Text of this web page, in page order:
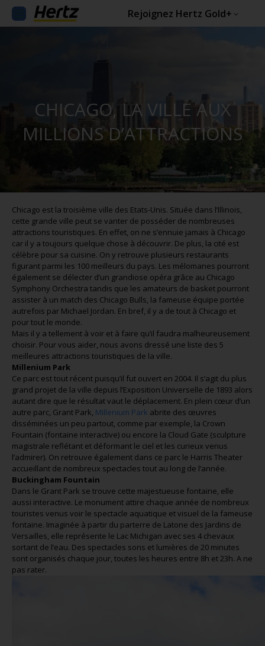
Rejoignez Hertz Gold+
CHICAGO, LA VILLE AUX
MILLIONS D’ATTRACTIONS
Chicago est la troisième ville des Etats-Unis. Située dans l’Illinois,
cette grande ville peut se vanter de posséder de nombreuses
attractions touristiques. En effet, on ne s’ennuie jamais à Chicago
car il y a toujours quelque chose à découvrir. De plus, la cité est
célèbre pour sa cuisine. On y retrouve plusieurs restaurants
figurant parmi les 100 meilleurs du pays. Les mélomanes pourront
également se délecter d’un grandiose opéra grâce au Chicago
Symphony Orchestra tandis que les amateurs de basket pourront
assister à un match des Chicago Bulls, la fameuse équipe portée
autrefois par Michael Jordan. En bref, il y a de tout à Chicago et
pour tout le monde.
Mais il y a tellement à voir et à faire qu’il faudra malheureusement
choisir. Pour vous aider, nous avons dressé une liste des 5
meilleures attractions touristiques de la ville.
Millenium Park
Ce parc est tout récent puisqu’il fut ouvert en 2004. Il s’agit du plus
grand projet de la ville depuis l’Exposition Universelle de 1893 alors
autant dire que le résultat vaut le déplacement. En plein cœur d’un
autre parc, Grant Park, Millenium Park abrite des œuvres
disséminées un peu partout, comme par exemple, la Crown
Fountain (fontaine interactive) ou encore la Cloud Gate (sculpture
magistrale reflétant et déformant le ciel et les curieux venus
l’admirer). On retrouve également dans ce parc le Harris Theater
accueillant de nombreux spectacles tout au long de l’année.
Buckingham Fountain
Dans le Grant Park se trouve cette majestueuse fontaine, elle
aussi interactive. Le monument attire chaque année de nombreux
touristes venus voir le spectacle aquatique et visuel de la fameuse
fontaine. Imaginée à partir du parterre de Latone des Jardins de
Versailles, elle représente le Lac Michigan avec ses 4 chevaux
sortant de l’eau. Des spectacles sons et lumières de 20 minutes
sont organisés chaque jour, toutes les heures entre 8h et 23h. A ne
pas rater.